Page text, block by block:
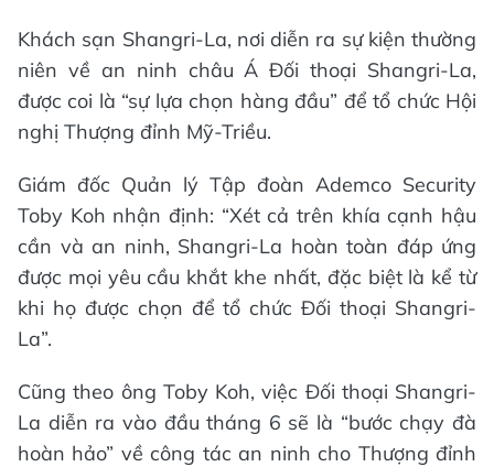
Khách sạn Shangri-La, nơi diễn ra sự kiện thường
niên về an ninh châu Á Đối thoại Shangri-La,
được coi là “sự lựa chọn hàng đầu” để tổ chức Hội
nghị Thượng đỉnh Mỹ-Triều.
Giám đốc Quản lý Tập đoàn Ademco Security
Toby Koh nhận định: “Xét cả trên khía cạnh hậu
cần và an ninh, Shangri-La hoàn toàn đáp ứng
được mọi yêu cầu khắt khe nhất, đặc biệt là kể từ
khi họ được chọn để tổ chức Đối thoại Shangri-
La”.
Cũng theo ông Toby Koh, việc Đối thoại Shangri-
La diễn ra vào đầu tháng 6 sẽ là “bước chạy đà
hoàn hảo” về công tác an ninh cho Thượng đỉnh